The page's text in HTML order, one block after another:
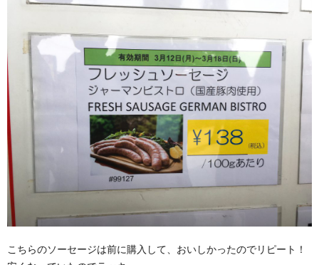
こちらのソーセージは前に購入して、おいしかったのでリピート！